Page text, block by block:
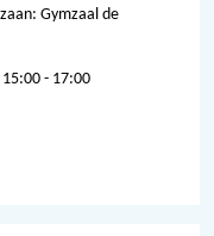
Gymzaal de
- 17:00